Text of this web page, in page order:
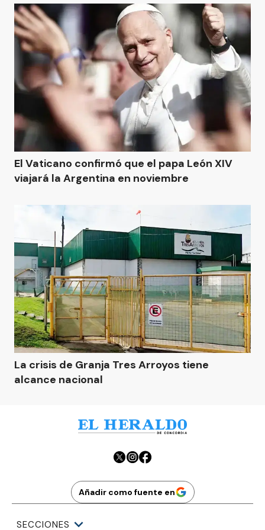
El Vaticano confirmó que el papa León XIV
viajará la Argentina en noviembre
La crisis de Granja Tres Arroyos tiene
alcance nacional
Añadir como fuente en
SECCIONES